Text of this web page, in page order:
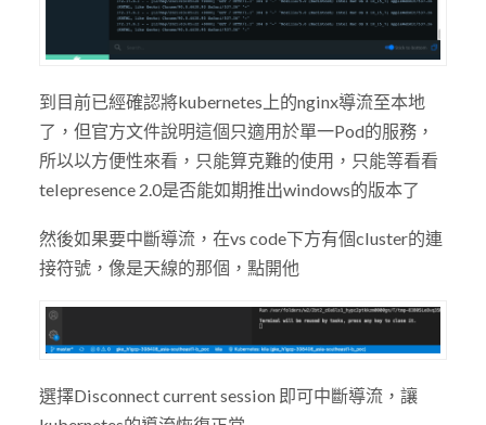
到目前已經確認將kubernetes上的nginx導流至本地
了，但官方文件說明這個只適用於單一Pod的服務，
所以以方便性來看，只能算克難的使用，只能等看看
telepresence 2.0是否能如期推出windows的版本了
然後如果要中斷導流，在vs code下方有個cluster的連
接符號，像是天線的那個，點開他
選擇Disconnect current session 即可中斷導流，讓